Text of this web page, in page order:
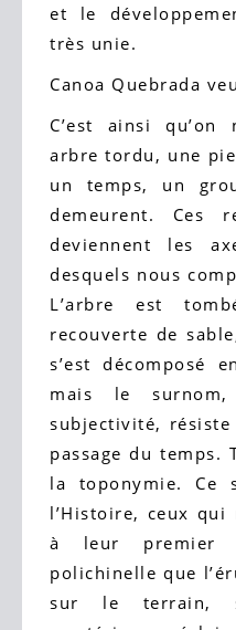
et le
très unie.
Canoa Quebrada
C’est ainsi
arbre tordu, une
un temps, un
demeurent. Ces
deviennent les
desquels nous
L’arbre est
recouverte de
s’est décomposé
mais le
subjectivité,
passage du temps.
la toponymie. Ce
l’Histoire, ceux qui
à leur premier
polichinelle que
sur le terrain,